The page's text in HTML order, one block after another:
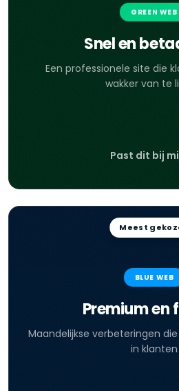
GREEN WEB
Snel en
Een professionele site die
wakker van te
Past dit bij
Meest
BLUE WEB
Premium en
Maandelijkse verbeteringen
in klanten